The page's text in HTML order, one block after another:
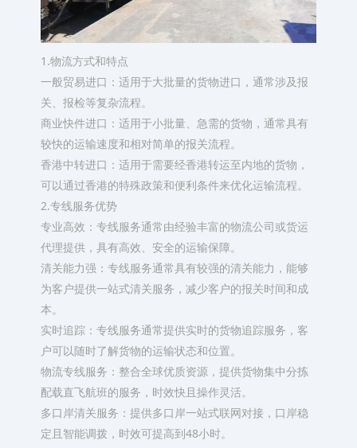
1.物流方式和特点
一般贸易进口：适用于大批量的货物进口，通常涉及报
关、报检等复杂流程。
商业快件进口：适用于小批量、急需的货物，通常具有
较快的运输速度和相对简单的报关流程。
香港中转进口：适用于需要经香港转运至内地的货物，
可以通过香港的特殊政策和便利条件来优化运输流程。
2.专线服务优势
专业高效：专线服务通常由经验丰富的物流公司或货运
代理提供，具有高效、安全的运输保障。
清关能力强：专线服务通常具有较强的清关能力，能够
为客户提供一站式清关服务，减少客户的报关时间和成
本。
实时追踪：专线服务通常提供实时的货物追踪服务，客
户可以随时了解货物的运输状态和位置。
物流专线服务：整合全球优质资源，提供货物集中分拣
配载直飞航班的服务，时效快且操作灵活。
多口岸清关服务：提供多口岸一站式联网对接，口岸稳
定且智能调拨，时效可提高到48小时。